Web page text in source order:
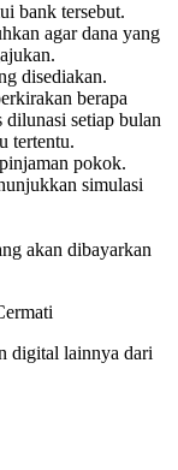
bank tersebut.
agar dana yang
disediakan.
berapa
dilunasi setiap bulan
tertentu.
pokok.
simulasi
akan dibayarkan
digital lainnya dari